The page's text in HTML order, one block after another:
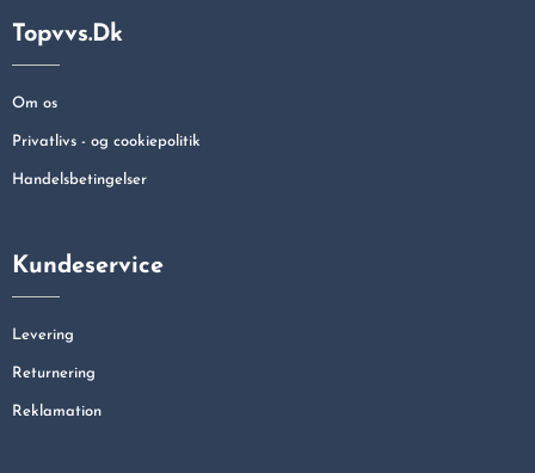
Topvvs.dk
Om os
Privatlivs - og cookiepolitik
Handelsbetingelser
Kundeservice
Levering
Returnering
Reklamation